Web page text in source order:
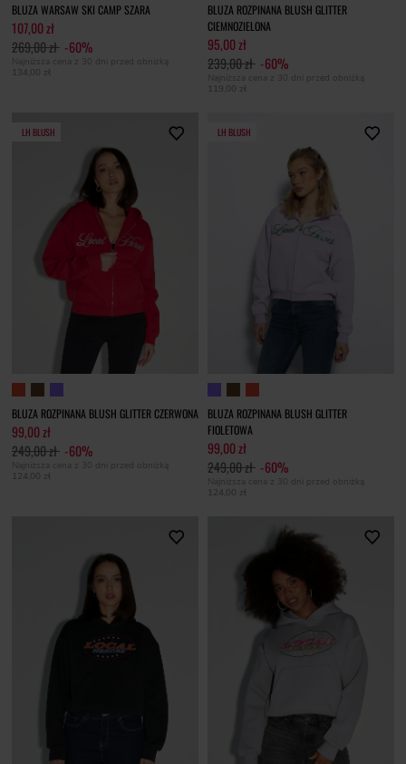
BLUZA WARSAW SKI CAMP SZARA
107,00 zł
269,00 zł -60%
Najniższa cena z 30 dni przed obniżką
134,00 zł
BLUZA ROZPINANA BLUSH GLITTER
CIEMNOZIELONA
95,00 zł
239,00 zł -60%
Najniższa cena z 30 dni przed obniżką
119,00 zł
LH BLUSH
BLUZA ROZPINANA BLUSH GLITTER CZERWONA
99,00 zł
249,00 zł -60%
Najniższa cena z 30 dni przed obniżką
124,00 zł
LH BLUSH
BLUZA ROZPINANA BLUSH GLITTER
FIOLETOWA
99,00 zł
249,00 zł -60%
Najniższa cena z 30 dni przed obniżką
124,00 zł